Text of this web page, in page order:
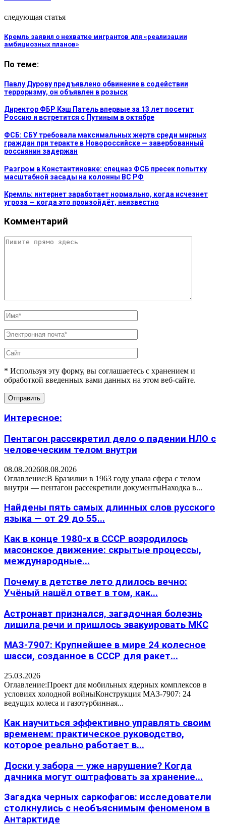
следующая статья
Кремль заявил о нехватке мигрантов для «реализации
амбициозных планов»
По теме:
Павлу Дурову предъявлено обвинение в содействии
терроризму, он объявлен в розыск
Директор ФБР Кэш Патель впервые за 13 лет посетит
Россию и встретится с Путиным в октябре
ФСБ: СБУ требовала максимальных жертв среди мирных
граждан при теракте в Новороссийске — завербованный
россиянин задержан
Разгром в Константиновке: спецназ ФСБ пресек попытку
масштабной засады на колонны ВС РФ
Кремль: интернет заработает нормально, когда исчезнет
угроза — когда это произойдёт, неизвестно
Комментарий
* Используя эту форму, вы соглашаетесь с хранением и
обработкой введенных вами данных на этом веб-сайте.
Интересное:
Пентагон рассекретил дело о падении НЛО с
человеческим телом внутри
08.08.202608.08.2026
Оглавление:В Бразилии в 1963 году упала сфера с телом
внутри — пентагон рассекретили документыНаходка в...
Найдены пять самых длинных слов русского
языка — от 29 до 55...
Как в конце 1980-х в СССР возродилось
масонское движение: скрытые процессы,
международные...
Почему в детстве лето длилось вечно:
Учёный нашёл ответ в том, как...
Астронавт признался, загадочная болезнь
лишила речи и пришлось эвакуировать МКС
МАЗ-7907: Крупнейшее в мире 24 колесное
шасси, созданное в СССР для ракет...
25.03.2026
Оглавление:Проект для мобильных ядерных комплексов в
условиях холодной войныКонструкция МАЗ-7907: 24
ведущих колеса и газотурбинная...
Как научиться эффективно управлять своим
временем: практическое руководство,
которое реально работает в...
Доски у забора — уже нарушение? Когда
дачника могут оштрафовать за хранение...
Загадка черных саркофагов: исследователи
столкнулись с необъяснимым феноменом в
Антарктиде